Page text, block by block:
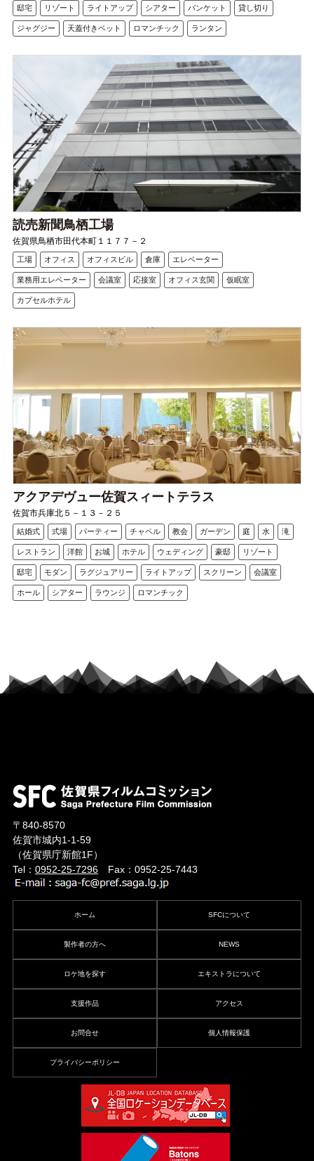
邸宅 リゾート ライトアップ シアター バンケット 貸し切り
ジャグジー 天蓋付きベット ロマンチック ランタン
読売新聞鳥栖工場
佐賀県鳥栖市田代本町１１７７－２
工場 オフィス オフィスビル 倉庫 エレベーター
業務用エレベーター 会議室 応接室 オフィス玄関 仮眠室
カプセルホテル
アクアデヴュー佐賀スィートテラス
佐賀市兵庫北５－１３－２５
結婚式 式場 パーティー チャペル 教会 ガーデン 庭 水 滝
レストラン 洋館 お城 ホテル ウェディング 豪邸 リゾート
邸宅 モダン ラグジュアリー ライトアップ スクリーン 会議室
ホール シアター ラウンジ ロマンチック
〒840-8570
佐賀市城内1-1-59
（佐賀県庁新館1F）
Tel： 0952-25-7296Fax：0952-25-7443
ホーム SFCについて
製作者の方へ NEWS
ロケ地を探す エキストラについて
支援作品 アクセス
お問合せ 個人情報保護
プライバシーポリシー